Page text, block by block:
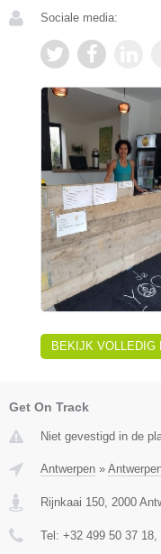
Sociale media:
BEKIJK VOLLEDIG
Get On Track
Niet gevestigd in de
Antwerpen »
Rijnkaai 150 2000
Tel: +32 499 50 37 18